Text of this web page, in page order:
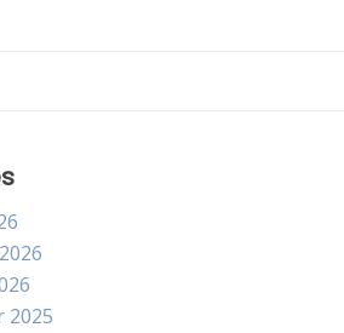
2025